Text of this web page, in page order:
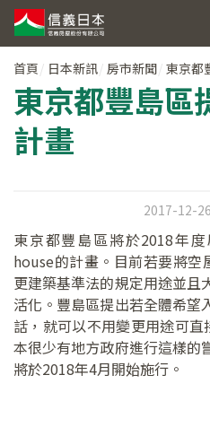
首頁 日本新訊 房市新聞 東京都
東京都豐島區
計畫
2017-12-26
東京都豐島區將於2018年
house的計畫。目前若要將空
更建築基準法的規定用途並且
活化。豐島區提出若全體希望
話，就可以不用變更用途可
本很少有地方政府進行這樣的
將於2018年4月開始施行。